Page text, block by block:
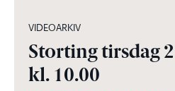
VIDEOARKIV
Storting tirsdag
kl. 10.00